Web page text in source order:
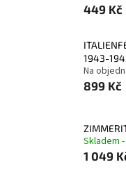
449 Kč
1943-
Na
899 Kč
Skladem
1 049